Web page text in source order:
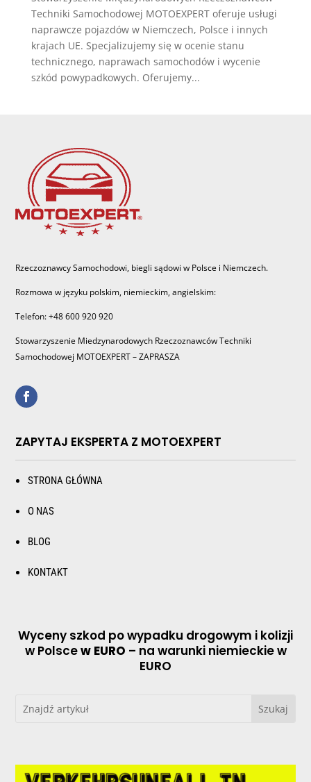
Techniki Samochodowej MOTOEXPERT oferuje usługi
naprawcze pojazdów w Niemczech, Polsce i innych
krajach UE. Specjalizujemy się w ocenie stanu
technicznego, naprawach samochodów i wycenie
szkód powypadkowych. Oferujemy...
Rzeczoznawcy Samochodowi, biegli sądowi w Polsce i Niemczech.
Rozmowa w języku polskim, niemieckim, angielskim:
Telefon: +48 600 920 920
Stowarzyszenie Miedzynarodowych Rzeczoznawców Techniki
Samochodowej MOTOEXPERT – ZAPRASZA
ZAPYTAJ EKSPERTA Z MOTOEXPERT
STRONA GŁÓWNA
O NAS
BLOG
KONTAKT
Wyceny szkod po wypadku drogowym i kolizji
w Polscew EURO – na warunki niemieckie w
EURO